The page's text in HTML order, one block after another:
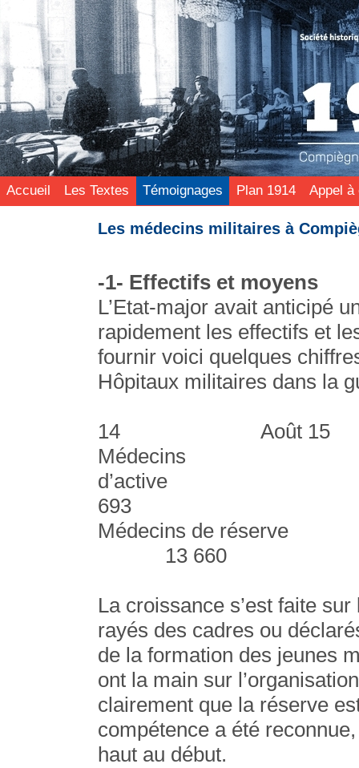
Accueil Les Textes Témoignages Plan 1914 Appel à
Les médecins militaires à
-1- Effectifs et moyens
L’Etat-major avait anticipé
rapidement les effectifs et
fournir voici quelques
Hôpitaux militaires dans la
14 Août 15
Médecins
693
Médecins
13 660
La croissance s’est faite
rayés des cadres ou
de la formation des jeunes
ont la main sur
clairement que la réserve
compétence a été
haut au début.